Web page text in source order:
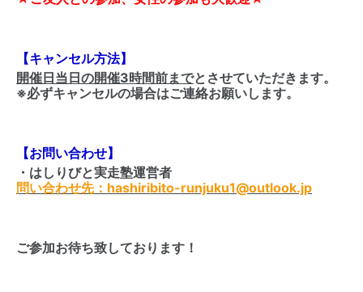
【キャンセル方法】
開催日当日の開催3時間前までとさせていただきます。
※必ずキャンセルの場合はご連絡お願いします。
【お問い合わせ】
・はしりびと実走塾運営者
問い合わせ先：hashiribito-runjuku1@outlook.jp
ご参加お待ち致しております！